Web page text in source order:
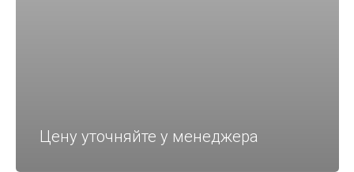
Цену уточняйте у менеджера